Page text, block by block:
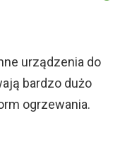
urządzenia do
bardzo dużo
ogrzewania.